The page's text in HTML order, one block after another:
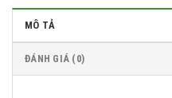
MÔ TẢ
ĐÁNH GIÁ (0)